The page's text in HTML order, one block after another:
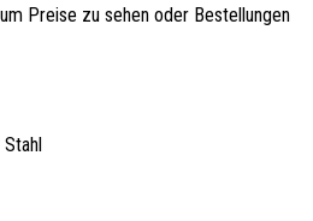
Preise zu sehen oder Bestellungen